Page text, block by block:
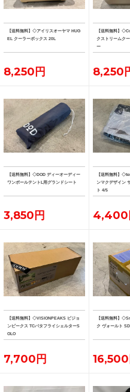
【送料無料】◇アイリスオーヤマ HUG
EL クーラーボックス 20L
8,250円
【送料無料】
クストリームク
ー
8,250
【送料無料】◇DOD ディーオーディー
ワンポールテントL用グランドシート
3,850円
【送料無料】
ンマクデザイン
ト 4/5
4,400
【送料無料】◇VISIONPEAKS ビジョ
ンピークス TCバタフライシェルターS
OLO
7,700円
【送料無料】
ク ヴォールト
16,500